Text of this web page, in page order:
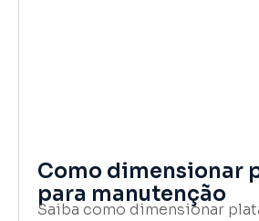
Como dimensionar
para manutenção
Saiba como dimensionar